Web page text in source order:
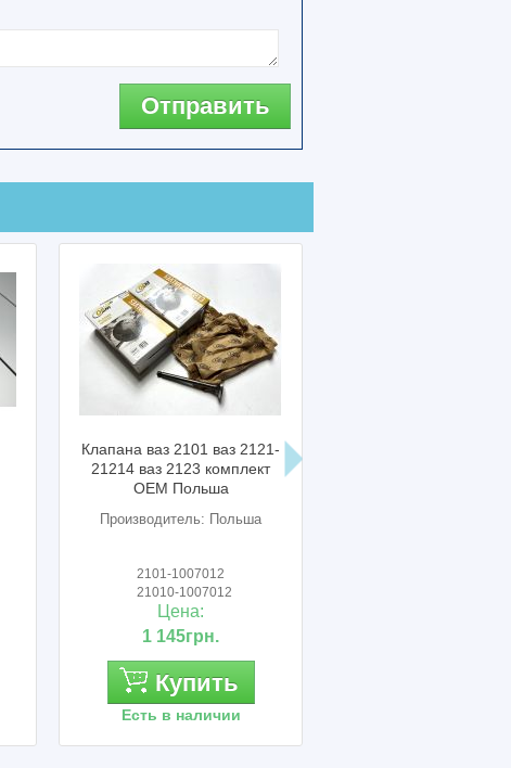
Отправить
Клапана ваз 2101 ваз 2121-
21214 ваз 2123 комплект
OEM Польша
Производитель: Польша
2101-1007012
21010-1007012
Цена:
1 145грн.
Купить
Есть в наличии